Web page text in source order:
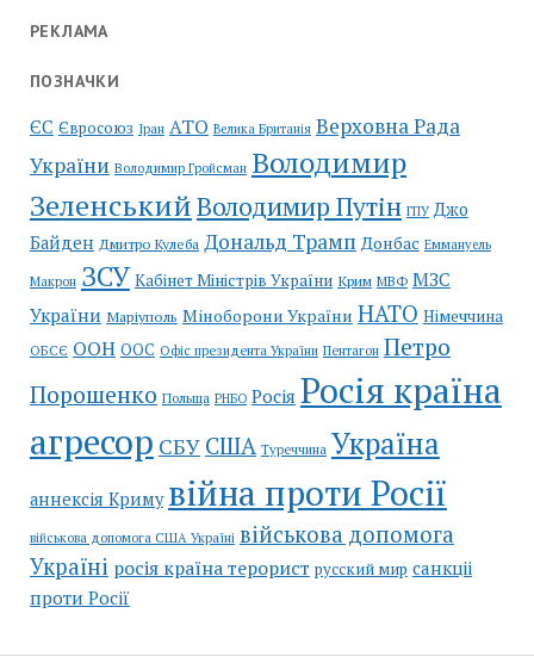
РЕКЛАМА
ПОЗНАЧКИ
ЄС Євросоюз Іран АТО Велика Британія Верховна Рада
України Володимир Гройсман Володимир
ЗеленськийВолодимир Путін ГПУ Джо
Байден Дмитро Кулеба Дональд Трамп Донбас Еммануель
Макрон ЗСУ Кабінет Міністрів України Крим МВФ МЗС
України Маріуполь Міноборони України НАТО Німеччина
ОБСЄ ООН ООС Офіс президента України Пентагон Петро
Порошенко Польща РНБО Росія Росія країна
агресор СБУ США Туреччина Україна
аннексія Криму війна проти Росії
військова допомога США Україні військова допомога
Україні росія країна терорист русский мир санкціі
проти Росії